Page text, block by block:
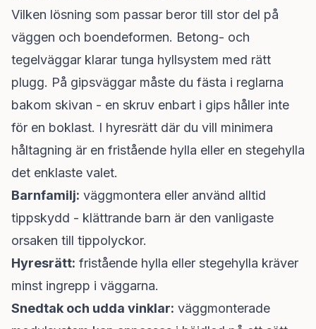
Vilken lösning som passar beror till stor del på
väggen och boendeformen. Betong- och
tegelväggar klarar tunga hyllsystem med rätt
plugg. På gipsväggar måste du fästa i reglarna
bakom skivan - en skruv enbart i gips håller inte
för en boklast. I hyresrätt där du vill minimera
håltagning är en fristående hylla eller en stegehylla
det enklaste valet.
Barnfamilj: väggmontera eller använd alltid
tippskydd - klättrande barn är den vanligaste
orsaken till tippolyckor.
Hyresrätt: fristående hylla eller stegehylla kräver
minst ingrepp i väggarna.
Snedtak och udda vinklar: väggmonterade